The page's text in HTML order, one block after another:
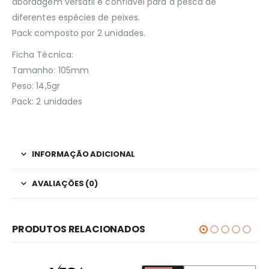
diferentes espécies de peixes.
Pack composto por 2 unidades.
Ficha Técnica:
Tamanho: 105mm
Peso: 14,5gr
Pack: 2 unidades
INFORMAÇÃO ADICIONAL
AVALIAÇÕES (0)
PRODUTOS RELACIONADOS